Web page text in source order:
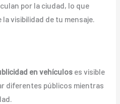
por la ciudad, lo que
visibilidad de tu mensaje.
en vehículos es visible
diferentes públicos mientras